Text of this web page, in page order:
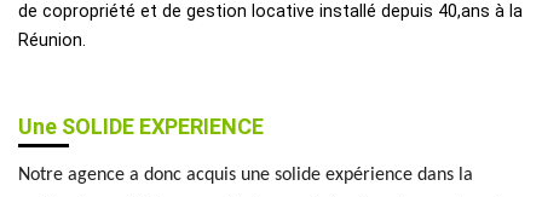
de copropriété et de gestion locative installé depuis 40,ans à la
Réunion.
Une SOLIDE EXPERIENCE
Notre agence a donc acquis une solide expérience dans la